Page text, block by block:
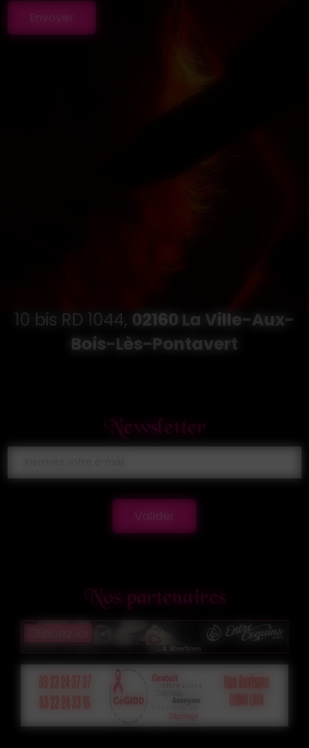
Envoyer
10 bis RD 1044, 02160 La Ville-Aux-
Bois-Lès-Pontavert
Newsletter
Valider
Nos partenaires